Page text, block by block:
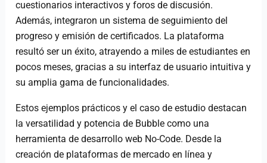
cuestionarios interactivos y foros de discusión.
Además, integraron un sistema de seguimiento del
progreso y emisión de certificados. La plataforma
resultó ser un éxito, atrayendo a miles de estudiantes en
pocos meses, gracias a su interfaz de usuario intuitiva y
su amplia gama de funcionalidades.
Estos ejemplos prácticos y el caso de estudio destacan
la versatilidad y potencia de Bubble como una
herramienta de desarrollo web No-Code. Desde la
creación de plataformas de mercado en línea y